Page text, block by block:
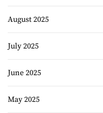
August 2025
July 2025
June 2025
May 2025